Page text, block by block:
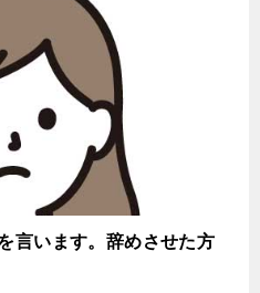
言います。辞めさせた方